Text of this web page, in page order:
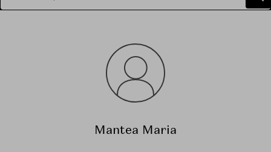
Mantea Maria